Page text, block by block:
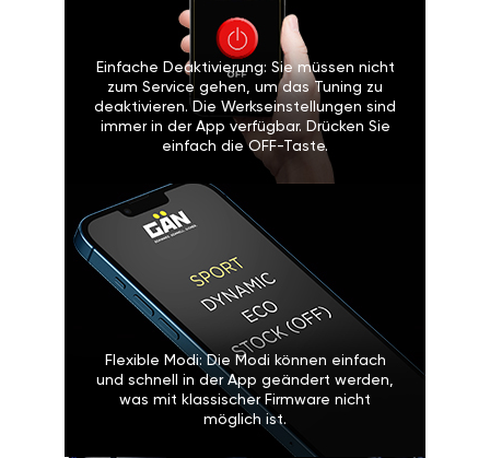
Einfache Deaktivierung: Sie müssen nicht
zum Service gehen, um das Tuning zu
deaktivieren. Die Werkseinstellungen sind
immer in der App verfügbar. Drücken Sie
einfach die OFF-Taste.
Flexible Modi: Die Modi können einfach
und schnell in der App geändert werden,
was mit klassischer Firmware nicht
möglich ist.